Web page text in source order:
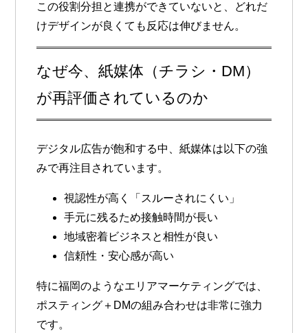
この役割分担と連携ができていないと、どれだ
けデザインが良くても反応は伸びません。
なぜ今、紙媒体（チラシ・DM）
が再評価されているのか
デジタル広告が飽和する中、紙媒体は以下の強
みで再注目されています。
視認性が高く「スルーされにくい」
手元に残るため接触時間が長い
地域密着ビジネスと相性が良い
信頼性・安心感が高い
特に福岡のようなエリアマーケティングでは、
ポスティング＋DMの組み合わせは非常に強力
です。